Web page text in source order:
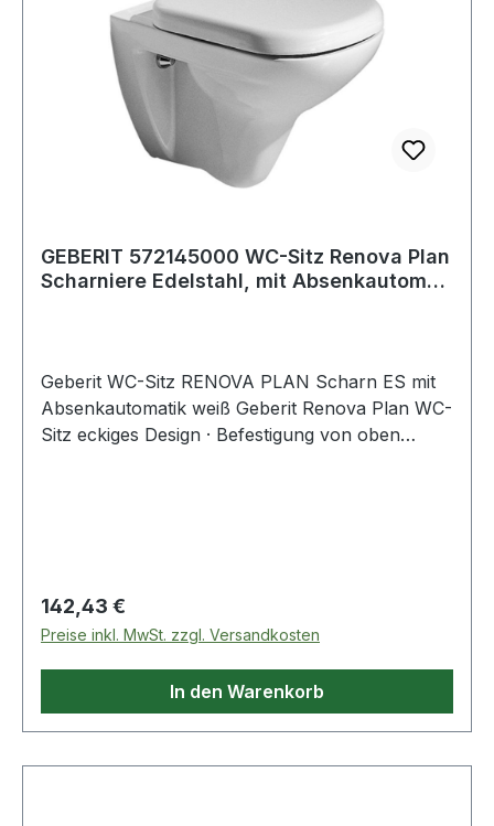
GEBERIT 572145000 WC-Sitz Renova Plan
Scharniere Edelstahl, mit Absenkautomati
Geberit WC-Sitz RENOVA PLAN Scharn ES mit
Absenkautomatik weiß Geberit Renova Plan WC-
Sitz eckiges Design · Befestigung von oben
Regulärer Preis:
142,43 €
Preise inkl. MwSt. zzgl. Versandkosten
In den Warenkorb